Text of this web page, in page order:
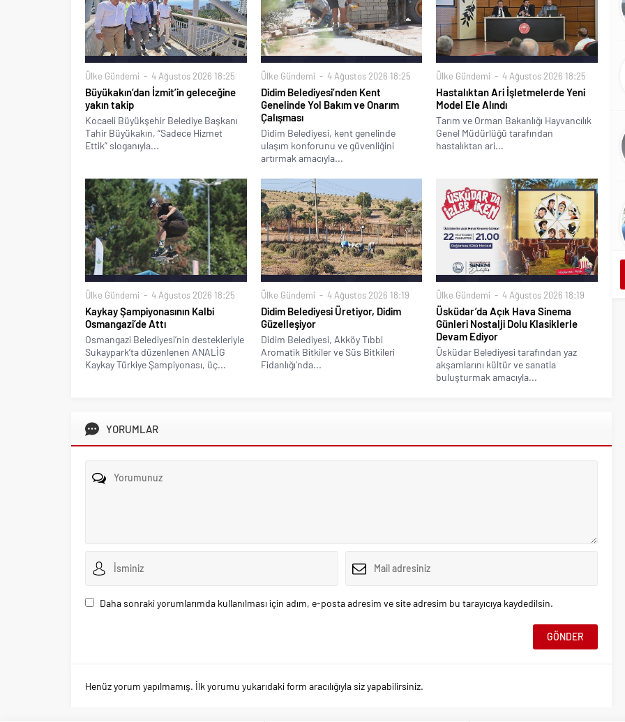
Ülke Gündemi 4 Ağustos 2026 18:25
Büyükakın’dan İzmit’in geleceğine
yakın takip
Kocaeli Büyükşehir Belediye Başkanı
Tahir Büyükakın, “Sadece Hizmet
Ettik” sloganıyla...
Ülke Gündemi 4 Ağustos 2026 18:25
Didim Belediyesi’nden Kent
Genelinde Yol Bakım ve Onarım
Çalışması
Didim Belediyesi, kent genelinde
ulaşım konforunu ve güvenliğini
artırmak amacıyla...
Ülke Gündemi 4 Ağustos 2026 18:25
Hastalıktan Ari İşletmelerde Yeni
Model Ele Alındı
Tarım ve Orman Bakanlığı Hayvancılık
Genel Müdürlüğü tarafından
hastalıktan ari...
Ülke Gündemi 4 Ağustos 2026 18:25
Kaykay Şampiyonasının Kalbi
Osmangazi’de Attı
Osmangazi Belediyesi’nin destekleriyle
Sukaypark’ta düzenlenen ANALİG
Kaykay Türkiye Şampiyonası, üç...
Ülke Gündemi 4 Ağustos 2026 18:19
Didim Belediyesi Üretiyor, Didim
Güzelleşiyor
Didim Belediyesi, Akköy Tıbbi
Aromatik Bitkiler ve Süs Bitkileri
Fidanlığı’nda...
Ülke Gündemi 4 Ağustos 2026 18:19
Üsküdar’da Açık Hava Sinema
Günleri Nostalji Dolu Klasiklerle
Devam Ediyor
Üsküdar Belediyesi tarafından yaz
akşamlarını kültür ve sanatla
buluşturmak amacıyla...
YORUMLAR
Daha sonraki yorumlarımda kullanılması için adım, e-posta adresim ve site adresim bu tarayıcıya kaydedilsin.
Henüz yorum yapılmamış. İlk yorumu yukarıdaki form aracılığıyla siz yapabilirsiniz.